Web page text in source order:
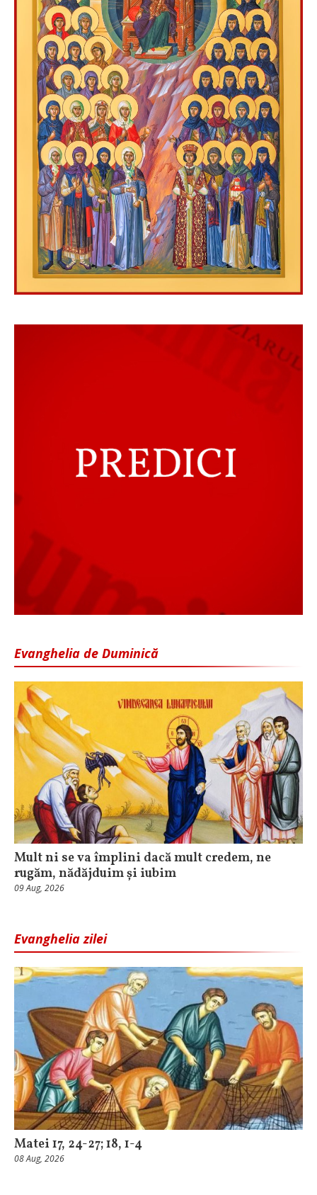
Evanghelia de Duminică
Mult ni se va împlini dacă mult credem, ne
rugăm, nădăjduim și iubim
09 Aug, 2026
Evanghelia zilei
Matei 17, 24-27; 18, 1-4
08 Aug, 2026